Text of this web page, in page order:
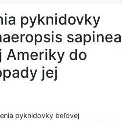
pyknidovky
sapinea
Ameriky do
jej
pyknidovky beľovej